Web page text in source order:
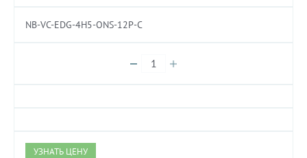
NB-VC-EDG-4H5-ONS-12P-C
УЗНАТЬ ЦЕНУ